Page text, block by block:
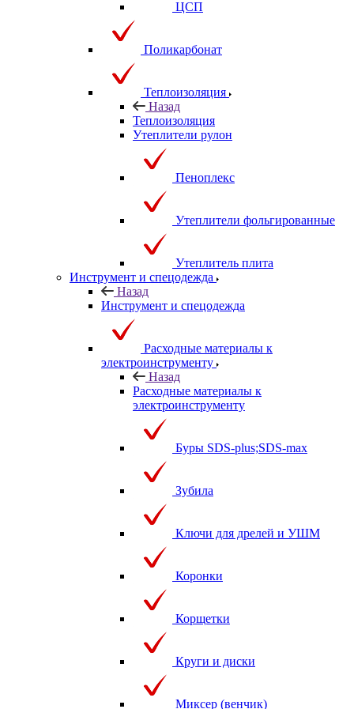
ЦСП
Поликарбонат
Теплоизоляция
Назад
Теплоизоляция
Утеплители рулон
Пеноплекс
Утеплители фольгированные
Утеплитель плита
Инструмент и спецодежда
Назад
Инструмент и спецодежда
Расходные материалы к
электроинструменту
Назад
Расходные материалы к
электроинструменту
Буры SDS-plus;SDS-max
Зубила
Ключи для дрелей и УШМ
Коронки
Корщетки
Круги и диски
Миксер (венчик)